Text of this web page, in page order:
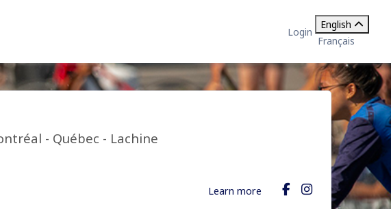
Login
English
Français
- Québec - Lachine
Learn more